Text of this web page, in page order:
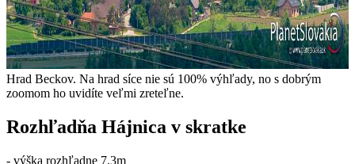
Hrad Beckov. Na hrad síce nie sú 100% výhľady, no s dobrým
zoomom ho uvidíte veľmi zreteľne.
Rozhľadňa Hájnica v skratke
- výška rozhľadne 7,3m